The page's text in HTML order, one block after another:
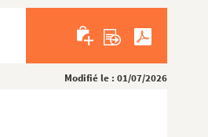
Modifié le : 01/07/2026